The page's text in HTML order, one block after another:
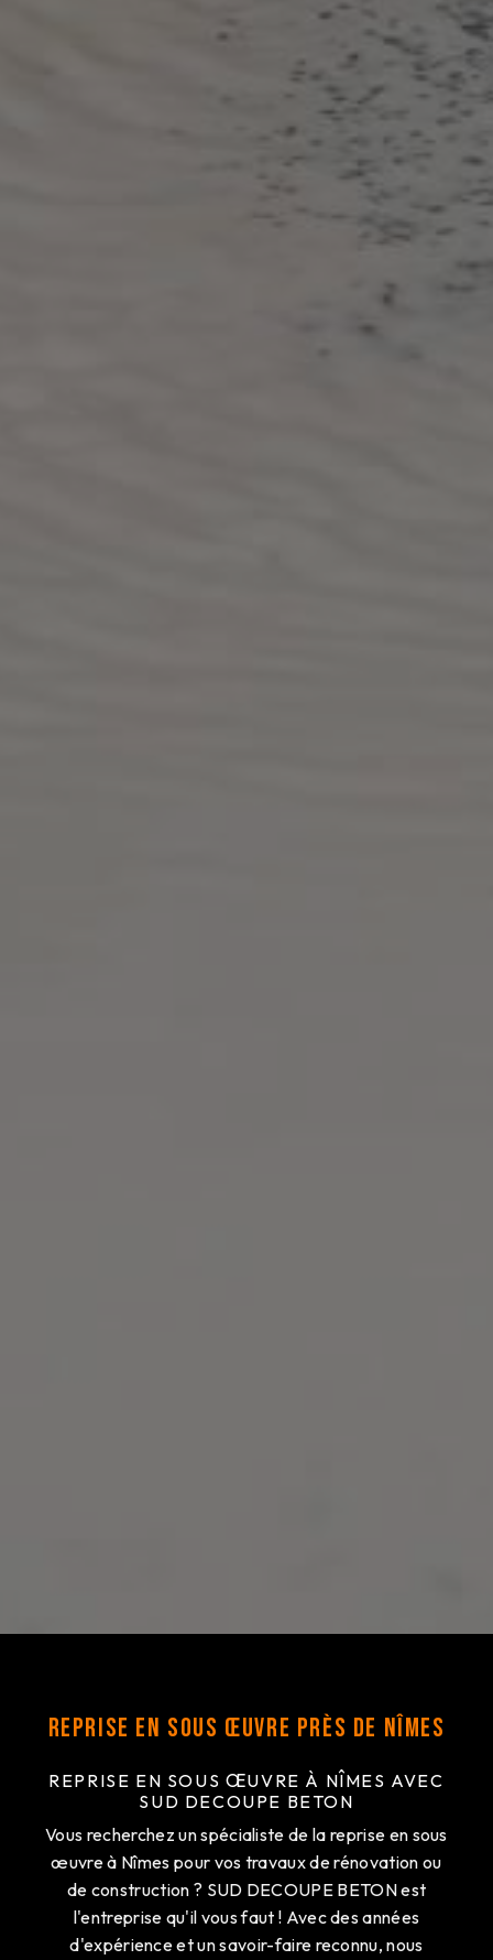
Reprise en sous œuvre près de Nîmes
REPRISE EN SOUS ŒUVRE À NÎMES AVEC
SUD DECOUPE BETON
Vous recherchez un spécialiste de la reprise en sous
œuvre à Nîmes pour vos travaux de rénovation ou
de construction ? SUD DECOUPE BETON est
l'entreprise qu'il vous faut ! Avec des années
d'expérience et un savoir-faire reconnu, nous